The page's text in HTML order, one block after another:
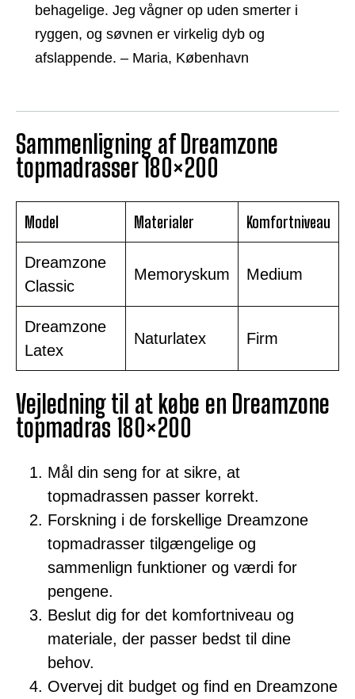
behagelige. Jeg vågner op uden smerter i
ryggen, og søvnen er virkelig dyb og
afslappende. – Maria, København
Sammenligning af Dreamzone
topmadrasser 180×200
Model Materialer Komfortniveau
Dreamzone
Classic
Memoryskum Medium
Dreamzone
Latex
Naturlatex Firm
Vejledning til at købe en Dreamzone
topmadras 180×200
Mål din seng for at sikre, at
topmadrassen passer korrekt.
Forskning i de forskellige Dreamzone
topmadrasser tilgængelige og
sammenlign funktioner og værdi for
pengene.
Beslut dig for det komfortniveau og
materiale, der passer bedst til dine
behov.
Overvej dit budget og find en Dreamzone